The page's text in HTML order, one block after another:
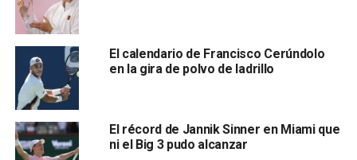
El calendario de Francisco Cerúndolo
en la gira de polvo de ladrillo
El récord de Jannik Sinner en Miami que
ni el Big 3 pudo alcanzar